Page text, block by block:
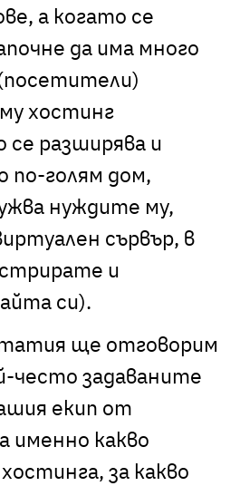
а когато се
да има много
хостинг
разширява и
по-голям дом,
нуждите му,
сървър, в
и
си).
ще отговорим
често задаваните
екип от
именно какво
за какво